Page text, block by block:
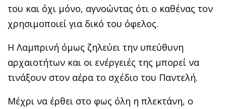
του και όχι μόνο, αγνοώντας ότι ο καθένας τον
χρησιμοποιεί για δικό του όφελος.
Η Λαμπρινή όμως ζηλεύει την υπεύθυνη
αρχαιοτήτων και οι ενέργειές της μπορεί να
τινάξουν στον αέρα το σχέδιο του Παντελή.
Μέχρι να έρθει στο φως όλη η πλεκτάνη, ο